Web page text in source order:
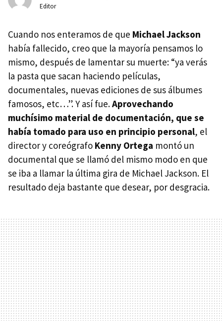
Editor
Cuando nos enteramos de que Michael Jackson
había fallecido, creo que la mayoría pensamos lo
mismo, después de lamentar su muerte: “ya verás
la pasta que sacan haciendo películas,
documentales, nuevas ediciones de sus álbumes
famosos, etc…”. Y así fue.Aprovechando
muchísimo material de documentación, que se
había tomado para uso en principio personal, el
director y coreógrafo Kenny Ortega montó un
documental que se llamó del mismo modo en que
se iba a llamar la última gira de Michael Jackson. El
resultado deja bastante que desear, por desgracia.